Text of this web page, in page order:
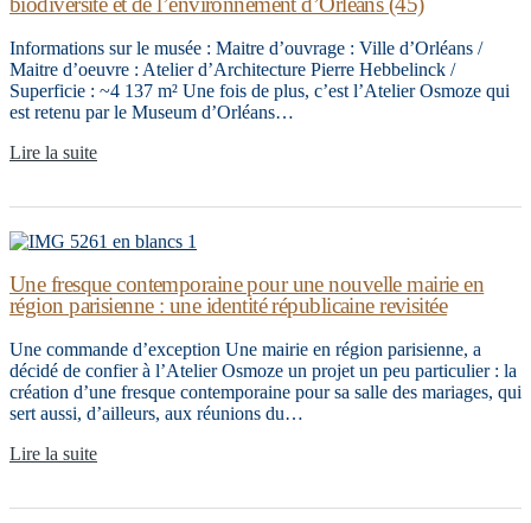
Informations sur le musée : Maitre d’ouvrage : Ville d’Orléans /
Maitre d’oeuvre : Atelier d’Architecture Pierre Hebbelinck /
Superficie : ~4 137 m² Une fois de plus, c’est l’Atelier Osmoze qui
est retenu par le Museum d’Orléans…
Lire la suite
Une fresque contemporaine pour une nouvelle mairie en
région parisienne : une identité républicaine revisitée
Une commande d’exception Une mairie en région parisienne, a
décidé de confier à l’Atelier Osmoze un projet un peu particulier : la
création d’une fresque contemporaine pour sa salle des mariages, qui
sert aussi, d’ailleurs, aux réunions du…
Lire la suite